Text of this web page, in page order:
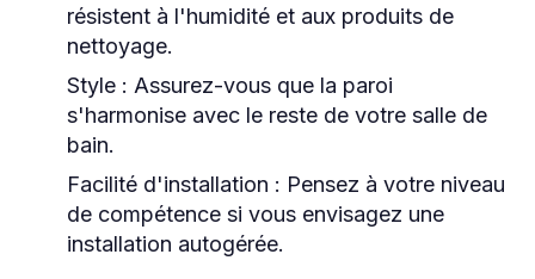
résistent à l'humidité et aux produits de
nettoyage.
Style : Assurez-vous que la paroi
s'harmonise avec le reste de votre salle de
bain.
Facilité d'installation : Pensez à votre niveau
de compétence si vous envisagez une
installation autogérée.